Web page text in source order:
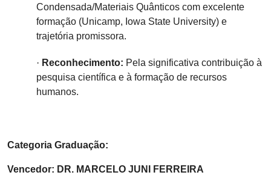
Condensada/Materiais Quânticos com excelente
formação (Unicamp, Iowa State University) e
trajetória promissora.
· Reconhecimento: Pela significativa contribuição à
pesquisa científica e à formação de recursos
humanos.
Categoria Graduação:
Vencedor: DR. MARCELO JUNI FERREIRA